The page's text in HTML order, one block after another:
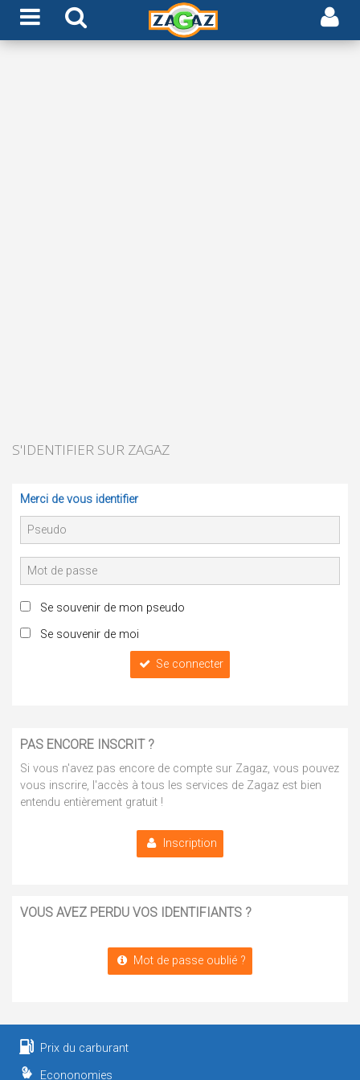
S'IDENTIFIER SUR ZAGAZ
Merci de vous identifier
Se souvenir de mon pseudo
Se souvenir de moi
Se connecter
PAS ENCORE INSCRIT ?
Si vous n'avez pas encore de compte sur Zagaz, vous pouvez
vous inscrire, l'accès à tous les services de Zagaz est bien
entendu entièrement gratuit !
Inscription
VOUS AVEZ PERDU VOS IDENTIFIANTS ?
Mot de passe oublié ?
Prix du carburant
Econonomies